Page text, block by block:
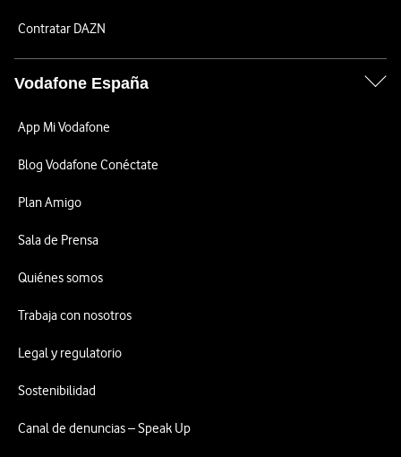
Contratar DAZN
Vodafone España
App Mi Vodafone
Blog Vodafone Conéctate
Plan Amigo
Sala de Prensa
Quiénes somos
Trabaja con nosotros
Legal y regulatorio
Sostenibilidad
Canal de denuncias – Speak Up